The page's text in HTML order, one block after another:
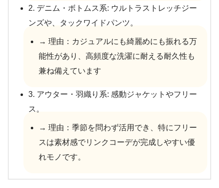
2. デニム・ボトムス系: ウルトラストレッチジー
ンズや、タックワイドパンツ。
→ 理由：カジュアルにも綺麗めにも振れる万
能性があり、高頻度な洗濯に耐える耐久性も
兼ね備えています
3. アウター・羽織り系: 感動ジャケットやフリー
ス。
→ 理由：季節を問わず活用でき、特にフリー
スは素材感でリンクコーデが完成しやすい優
れモノです。